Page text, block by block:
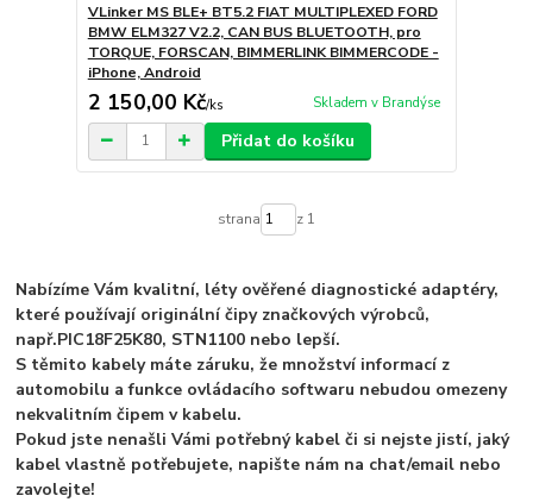
VLinker MS BLE+ BT5.2 FIAT MULTIPLEXED FORD
BMW ELM327 V2.2, CAN BUS BLUETOOTH, pro
TORQUE, FORSCAN, BIMMERLINK BIMMERCODE -
iPhone, Android
2 150,00 Kč/ks Skladem v Brandýse
Přidat do košíku
strana z 1
Nabízíme Vám kvalitní, léty ověřené diagnostické adaptéry,
které používají originální čipy značkových výrobců,
např.PIC18F25K80, STN1100 nebo lepší.
S těmito kabely máte záruku, že množství informací z
automobilu a funkce ovládacího softwaru nebudou omezeny
nekvalitním čipem v kabelu.
Pokud jste nenašli Vámi potřebný kabel či si nejste jistí, jaký
kabel vlastně potřebujete, napište nám na chat/email nebo
zavolejte!